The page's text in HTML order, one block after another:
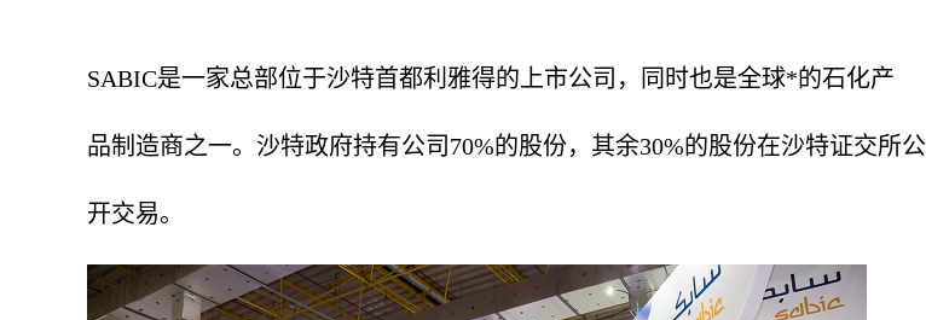
SABIC是一家总部位于沙特首都利雅得的上市公司，同时也是全球*的石化产
品制造商之一。沙特政府持有公司 70%的股份，其余30%的股份在沙特证交所公
开交易。